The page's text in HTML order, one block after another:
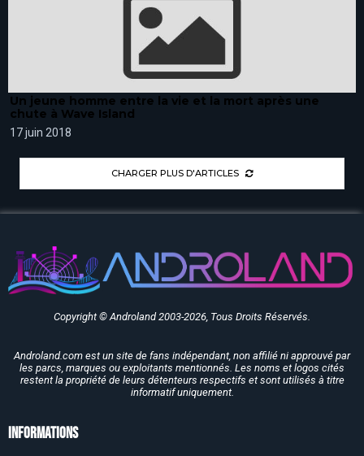
Un jeune homme entre la vie et la mort après une
chute à Wave Island
17 juin 2018
CHARGER PLUS D'ARTICLES
Copyright © Androland 2003-2026, Tous Droits Réservés.
Androland.com est un site de fans indépendant, non affilié ni approuvé par
les parcs, marques ou exploitants mentionnés. Les noms et logos cités
restent la propriété de leurs détenteurs respectifs et sont utilisés à titre
informatif uniquement.
Informations